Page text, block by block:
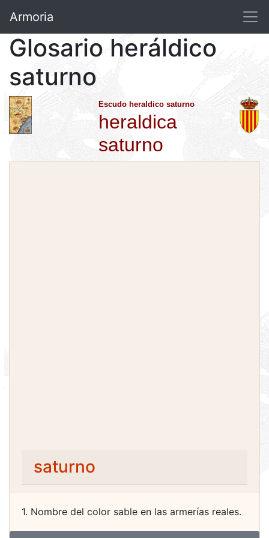
Armoria
Glosario heráldico
saturno
Escudo heraldico saturno
heraldica
saturno
saturno
1. Nombre del color sable en las armerías reales.